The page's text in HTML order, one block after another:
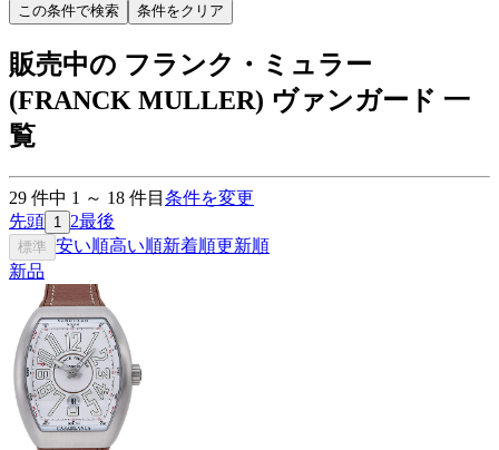
この条件で検索
条件をクリア
販売中の フランク・ミュラー
(FRANCK MULLER) ヴァンガード 一
覧
29 件中 1 ～ 18 件目 条件を変更
先頭 1 2最後
標準 安い順高い順新着順更新順
新品